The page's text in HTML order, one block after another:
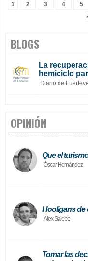
1 2 3 4 5
›
BLOGS
La
hemiciclo
Diario de
OPINIÓN
Que el
Óscar Hernández
Hooligans de
Alex Salebe
Tomar las